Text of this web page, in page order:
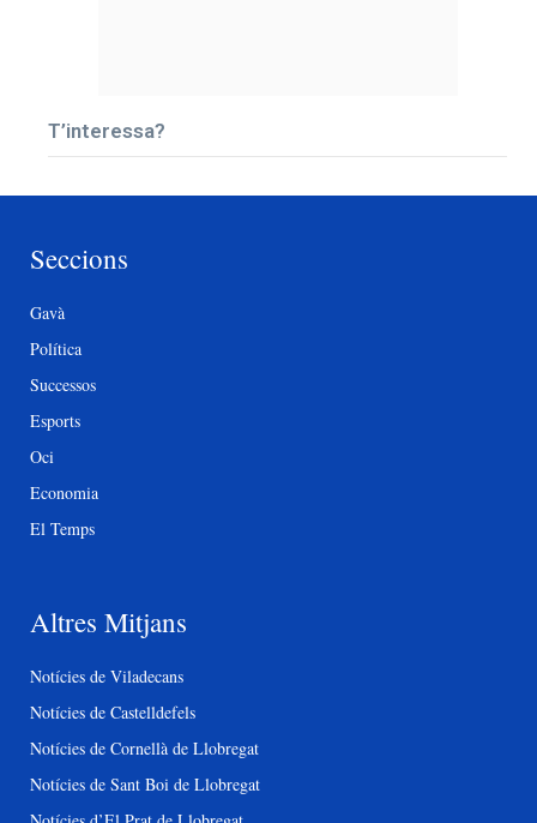
T’interessa?
Seccions
Gavà
Política
Successos
Esports
Oci
Economia
El Temps
Altres Mitjans
Notícies de Viladecans
Notícies de Castelldefels
Notícies de Cornellà de Llobregat
Notícies de Sant Boi de Llobregat